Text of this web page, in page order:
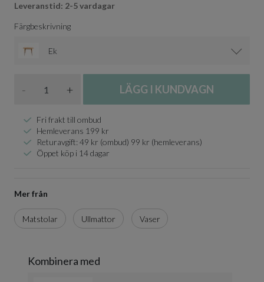
Leveranstid: 2-5 vardagar
Färgbeskrivning
Ek
- + LÄGG I KUNDVAGN
Fri frakt till ombud
Hemleverans 199 kr
Returavgift: 49 kr (ombud) 99 kr (hemleverans)
Öppet köp i 14 dagar
Mer från
Matstolar Ullmattor Vaser
Kombinera med